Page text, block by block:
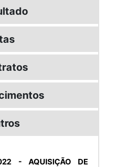
- AQUISIÇÃO DE